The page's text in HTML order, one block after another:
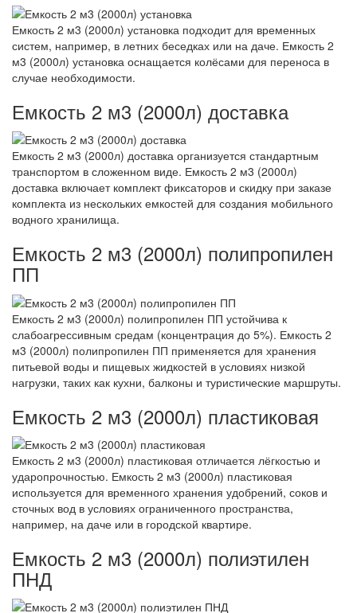
Емкость 2 м3 (2000л) установка подходит для временных
систем, например, в летних беседках или на даче. Емкость 2
м3 (2000л) установка оснащается колёсами для переноса в
случае необходимости.
Емкость 2 м3 (2000л) доставка
Емкость 2 м3 (2000л) доставка организуется стандартным
транспортом в сложенном виде. Емкость 2 м3 (2000л)
доставка включает комплект фиксаторов и скидку при заказе
комплекта из нескольких емкостей для создания мобильного
водного хранилища.
Емкость 2 м3 (2000л) полипропилен
ПП
Емкость 2 м3 (2000л) полипропилен ПП устойчива к
слабоагрессивным средам (концентрация до 5%). Емкость 2
м3 (2000л) полипропилен ПП применяется для хранения
питьевой воды и пищевых жидкостей в условиях низкой
нагрузки, таких как кухни, балконы и туристические маршруты.
Емкость 2 м3 (2000л) пластиковая
Емкость 2 м3 (2000л) пластиковая отличается лёгкостью и
ударопрочностью. Емкость 2 м3 (2000л) пластиковая
используется для временного хранения удобрений, соков и
сточных вод в условиях ограниченного пространства,
например, на даче или в городской квартире.
Емкость 2 м3 (2000л) полиэтилен
ПНД